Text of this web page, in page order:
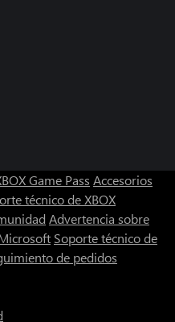
Game Pass Accesorios
técnico de XBOX
Advertencia sobre
Soporte técnico de
de pedidos